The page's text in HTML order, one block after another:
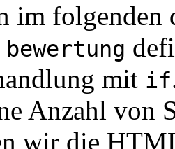
im folgenden
bewertung
mit if
Anzahl von
wir die